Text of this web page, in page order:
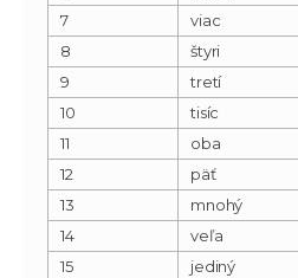
7
viac
8
štyri
9
tretí
10
tisíc
11
oba
12
päť
13
mnohý
14
veľa
15
jediný